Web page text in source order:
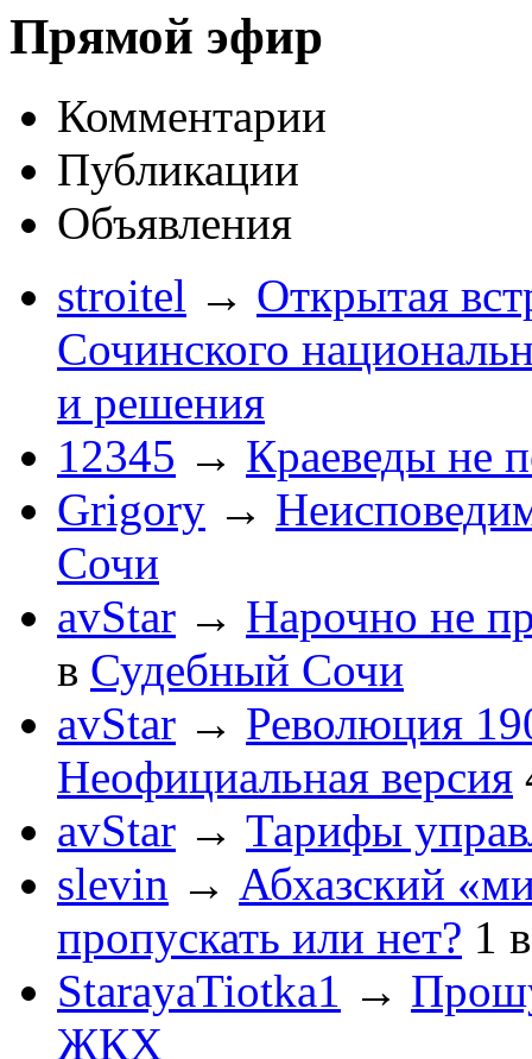
Прямой эфир
Комментарии
Публикации
Объявления
stroitel → Открытая
Сочинского
и решения
12345 → Краеведы не
Grigory →
Сочи
avStar → Нарочно не
в Судебный Сочи
avStar → Революция
Неофициальная версия
avStar → Тарифы
slevin → Абхазский
пропускать или нет? 1
StarayaTiotka1 →
ЖКХ